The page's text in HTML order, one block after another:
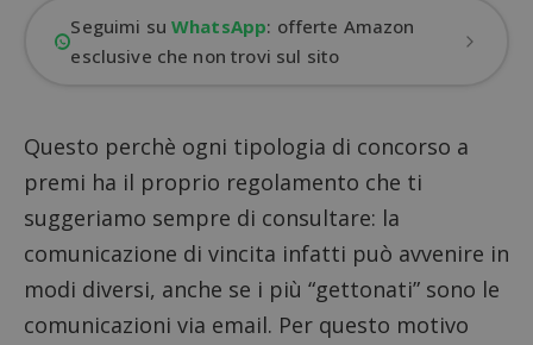
Seguimi suWhatsApp: offerte Amazon
esclusive che non trovi sul sito
Questo perchè ogni tipologia di concorso a
premi ha il proprio regolamento che ti
suggeriamo sempre di consultare: la
comunicazione di vincita infatti può avvenire in
modi diversi, anche se i più “gettonati” sono le
comunicazioni via email. Per questo motivo